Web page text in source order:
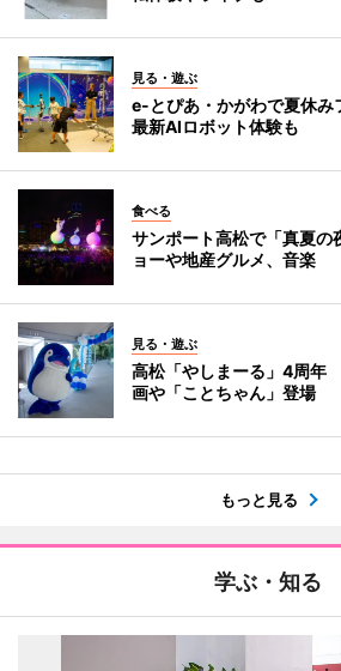
見る・遊ぶ
e-とぴあ・かがわで夏休
最新AIロボット体験も
食べる
サンポート高松で「真夏
ョーや地産グルメ、音楽
見る・遊ぶ
高松「やしまーる」4周年
画や「ことちゃん」登場
もっと見る
学ぶ・知る